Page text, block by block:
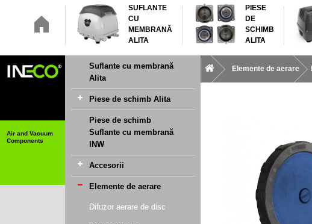
Air and Vacuum
Components
SUFLANTE
CU
MEMBRANĂ
ALITA
PIESE
DE
SCHIMB
ALITA
Suflante cu membrană
Alita
Piese de schimb Alita
Piese de schimb
Suflante cu membrană
INW
Accesorii
Elemente de aerare
Difuzor aerare de disc
Elemente de aerare